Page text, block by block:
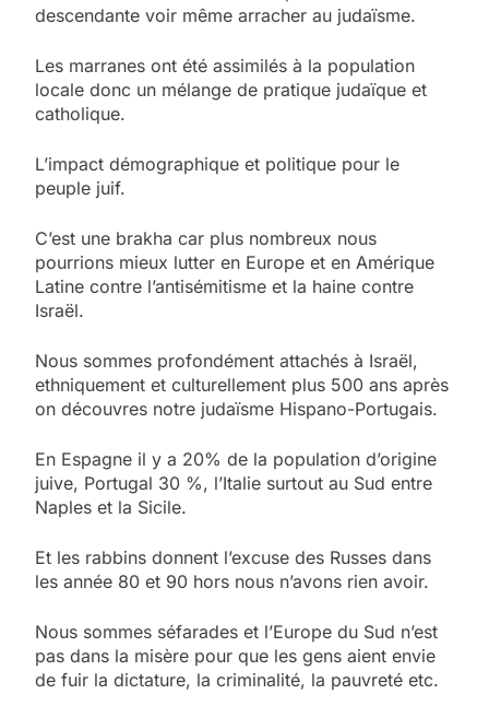
descendante voir même arracher au judaïsme.
Les marranes ont été assimilés à la population
locale donc un mélange de pratique judaïque et
catholique.
L’impact démographique et politique pour le
peuple juif.
C’est une brakha car plus nombreux nous
pourrions mieux lutter en Europe et en Amérique
Latine contre l’antisémitisme et la haine contre
Israël.
Nous sommes profondément attachés à Israël,
ethniquement et culturellement plus 500 ans après
on découvres notre judaïsme Hispano-Portugais.
En Espagne il y a 20% de la population d’origine
juive, Portugal 30 %, l’Italie surtout au Sud entre
Naples et la Sicile.
Et les rabbins donnent l’excuse des Russes dans
les année 80 et 90 hors nous n’avons rien avoir.
Nous sommes séfarades et l’Europe du Sud n’est
pas dans la misère pour que les gens aient envie
de fuir la dictature, la criminalité, la pauvreté etc.